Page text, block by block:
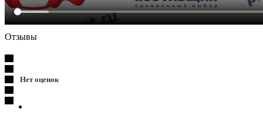
Отзывы
Нет оценок